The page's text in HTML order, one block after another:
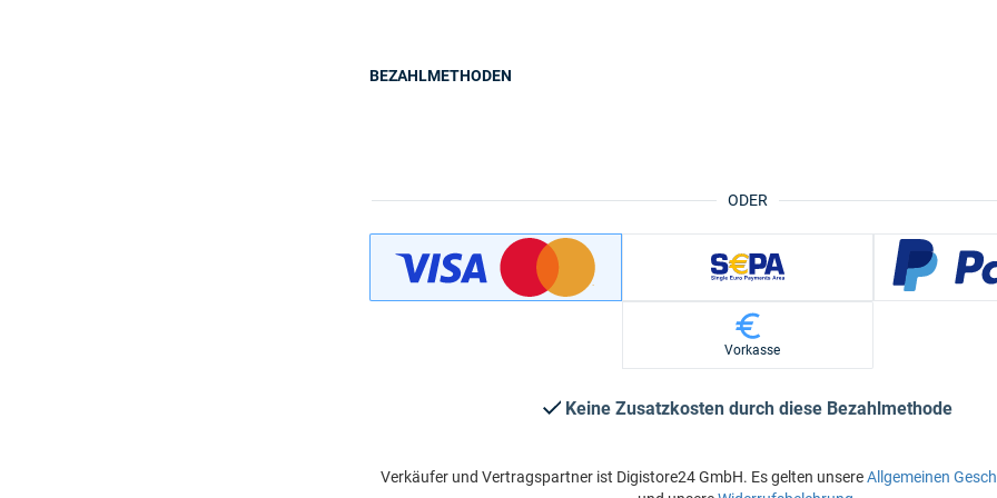
ODER
BEZAHLMETHODEN
Vorkasse
Keine Zusatzkosten durch diese Bezahlmethode
Verkäufer und Vertragspartner ist Digistore24 GmbH. Es gelten unsereAllgemeinen